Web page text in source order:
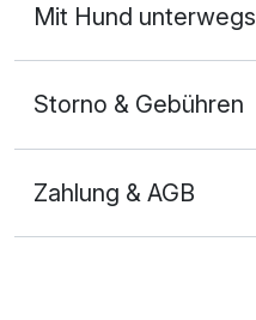
Mit Hund unterwegs
Storno & Gebühren
Zahlung & AGB